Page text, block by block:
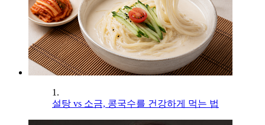
1.
설탕 vs 소금, 콩국수를 건강하게 먹는 법